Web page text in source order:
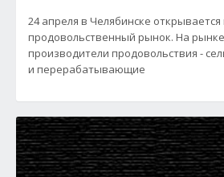
24 апреля в Челябинске
продовольственный рынок. На
производители продовольствия -
и перерабатывающие